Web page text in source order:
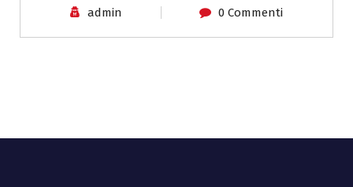
admin 0 Commenti